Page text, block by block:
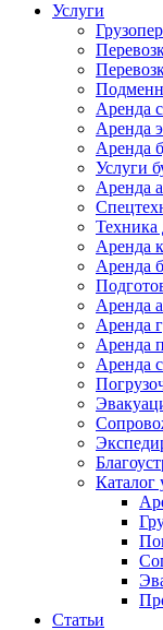
Услуги
Аренда
Аренда
Аренда
Услуги
Аренда
Техника
Аренда
Аренда
Аренда
Аренда
Аренда
Аренда
Каталог
Статьи